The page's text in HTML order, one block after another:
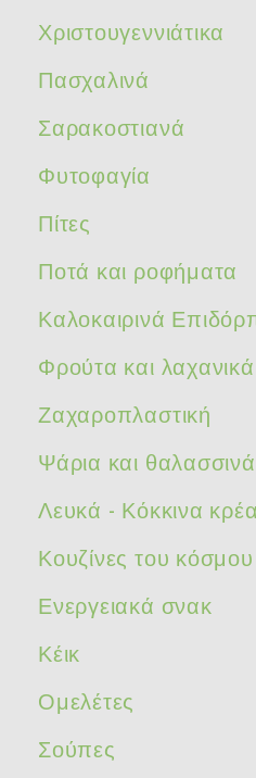
Χριστουγεννιάτικα
Πασχαλινά
Σαρακοστιανά
Φυτοφαγία
Πίτες
Ποτά και ροφήματα
Καλοκαιρινά
Φρούτα και λαχανικά
Ζαχαροπλαστική
Ψάρια και θαλασσινά
Λευκά - Κόκκινα
Κουζίνες του κόσμου
Ενεργειακά σνακ
Κέικ
Ομελέτες
Σούπες